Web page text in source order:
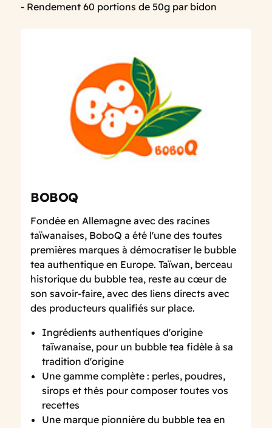
- Rendement 60 portions de 50g par bidon
BOBOQ
Fondée en Allemagne avec des racines
taïwanaises, BoboQ a été l'une des toutes
premières marques à démocratiser le bubble
tea authentique en Europe. Taïwan, berceau
historique du bubble tea, reste au cœur de
son savoir-faire, avec des liens directs avec
des producteurs qualifiés sur place.
Ingrédients authentiques d'origine
taïwanaise, pour un bubble tea fidèle à sa
tradition d'origine
Une gamme complète : perles, poudres,
sirops et thés pour composer toutes vos
recettes
Une marque pionnière du bubble tea en